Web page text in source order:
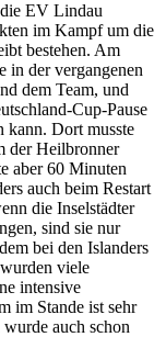
EV Lindau
im Kampf um die
bestehen. Am
in der vergangenen
dem Team, und
Cup-Pause
kann. Dort musste
der Heilbronner
aber 60 Minuten
auch beim Restart
die Inselstädter
sind sie nur
bei den Islanders
viele
intensive
im Stande ist sehr
auch schon